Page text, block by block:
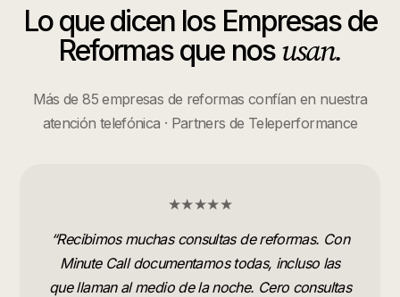
Lo que dicen los Empresas de
Reformasque nosusan.
Más de 85 empresas de reformas confían en nuestra
atención telefónica · Partners de Teleperformance
★★★★★
“Recibimos muchas consultas de reformas. Con
Minute Call documentamos todas, incluso las
que llaman al medio de la noche. Cero consultas